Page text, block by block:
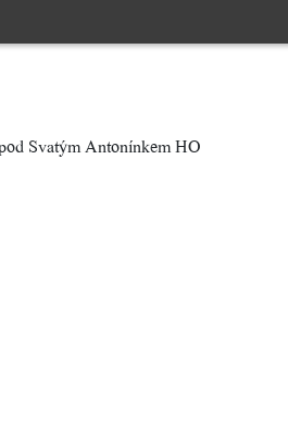
Svatým Antonínkem HO